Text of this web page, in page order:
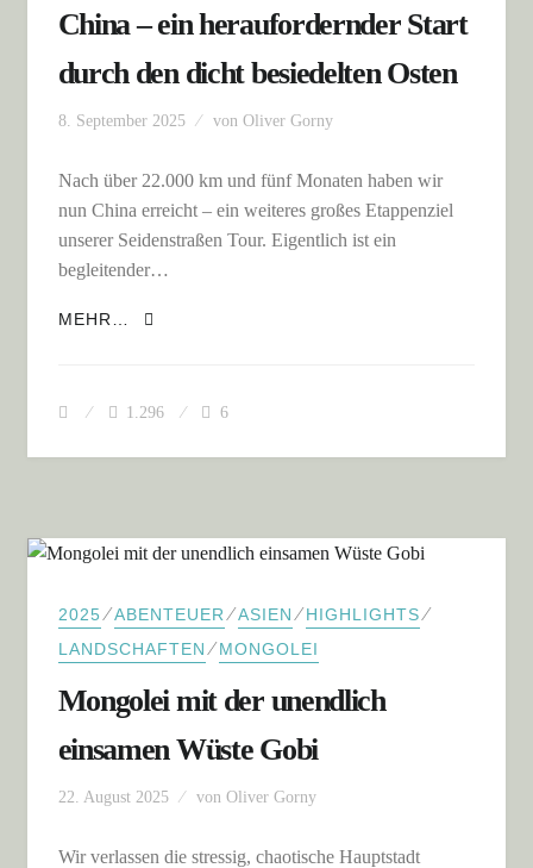
China – ein heraufordernder Start
durch den dicht besiedelten Osten
8. September 2025 von Oliver Gorny
Nach über 22.000 km und fünf Monaten haben wir
nun China erreicht – ein weiteres großes Etappenziel
unserer Seidenstraßen Tour. Eigentlich ist ein
begleitender…
MEHR…
CHINA – EIN HERAUFORDERNDER START
1.296 6
2025 ⁄ABENTEUER ⁄ASIEN ⁄HIGHLIGHTS⁄
LANDSCHAFTEN ⁄MONGOLEI
Mongolei mit der unendlich
einsamen Wüste Gobi
22. August 2025 von Oliver Gorny
Wir verlassen die stressig, chaotische Hauptstadt